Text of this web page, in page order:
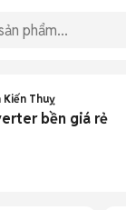
Kiến Thuỵ
bền giá rẻ